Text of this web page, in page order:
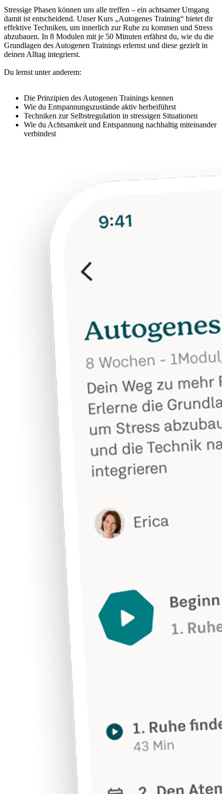
Stressige Phasen können uns alle treffen – ein achtsamer Umgang
damit ist entscheidend. Unser Kurs „Autogenes Training“ bietet dir
effektive Techniken, um innerlich zur Ruhe zu kommen und Stress
abzubauen. In 8 Modulen mit je 50 Minuten erfährst du, wie du die
Grundlagen des Autogenen Trainings erlernst und diese gezielt in
deinen Alltag integrierst.
Du lernst unter anderem:
Die Prinzipien des Autogenen Trainings kennen
Wie du Entspannungszustände aktiv herbeiführst
Techniken zur Selbstregulation in stressigen Situationen
Wie du Achtsamkeit und Entspannung nachhaltig miteinander
verbindest